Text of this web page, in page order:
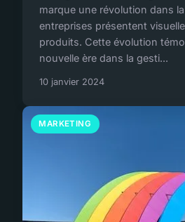
marque une révolution dans
entreprises présentent
produits. Cette évolution
nouvelle ère dans la gesti...
10 janvier 2024
MARKETING